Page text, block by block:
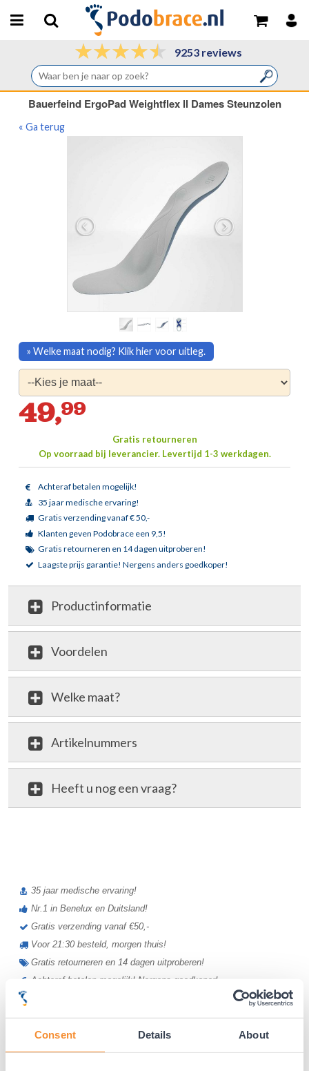
Consent Details About
9253 reviews
Bauerfeind ErgoPad Weightflex ll Dames Steunzolen
« Ga terug
49,99
Gratis retourneren
Op voorraad bij leverancier.Levertijd 1-3 werkdagen.
Achteraf betalen mogelijk!
35 jaar medische ervaring!
Gratis verzending vanaf € 50,-
Klanten geven Podobrace een 9,5!
Gratis retourneren en 14 dagen uitproberen!
Laagste prijs garantie! Nergens anders goedkoper!
» Welke maat nodig? Klik hier voor uitleg.
Productinformatie
Voordelen
Welke maat?
Artikelnummers
Heeft u nog een vraag?
35 jaar medische ervaring!
Nr.1 in Benelux en Duitsland!
Gratis verzending vanaf €50,-
Voor 21:30 besteld, morgen thuis!
Gratis retourneren en 14 dagen uitproberen!
Achteraf betalen mogelijk! Nergens goedkoper!